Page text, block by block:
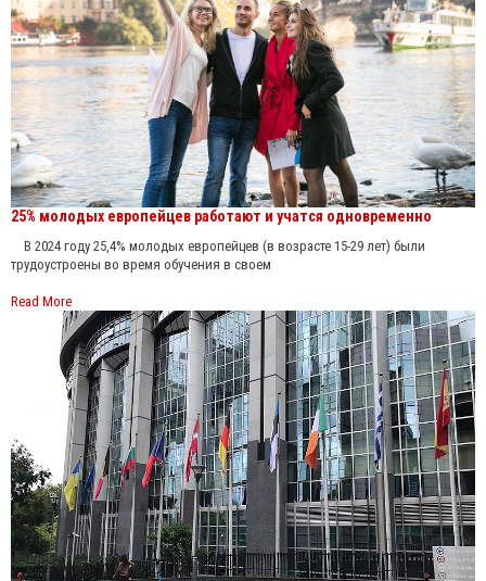
25% молодых европейцев работают и учатся одновременно
В 2024 году 25,4% молодых европейцев (в возрасте 15-29 лет) были
трудоустроены во время обучения в своем
Read More